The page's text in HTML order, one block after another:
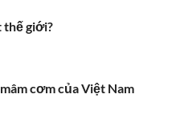
thế giới?
cơm của Việt Nam